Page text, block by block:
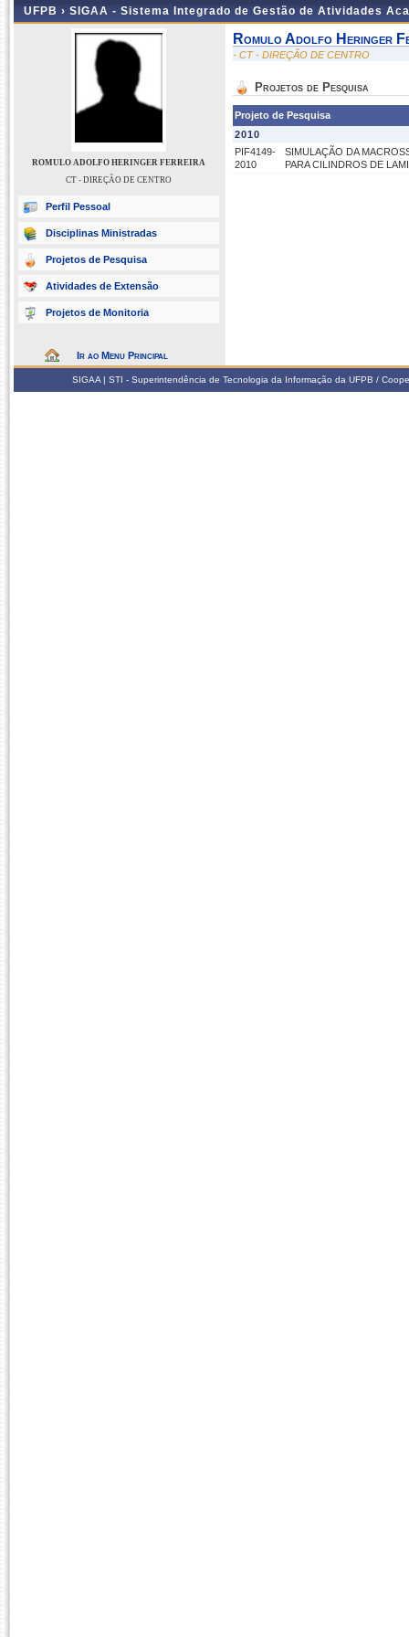
UFPB › SIGAA - Sistema Integrado de Gestão de Atividades
ROMULO ADOLFO HERINGER FERREIRA
CT - DIREÇÃO DE CENTRO
Perfil Pessoal
Disciplinas Ministradas
Projetos de Pesquisa
Atividades de Extensão
Projetos de Monitoria
Ir ao Menu Principal
Romulo Adolfo Heringer
- CT - DIREÇÃO DE CENTRO
Projetos de Pesquisa
Projeto de Pesquisa
2010
PIF4149-
2010
SIMULAÇÃO DA
PARA CILINDROS DE
SIGAA | STI - Superintendência de Tecnologia da Informação da UFPB /